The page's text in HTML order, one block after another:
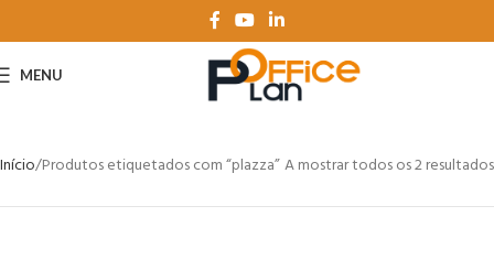
MENU
Início Produtos etiquetados com “plazza”A mostrar todos os 2 resultados